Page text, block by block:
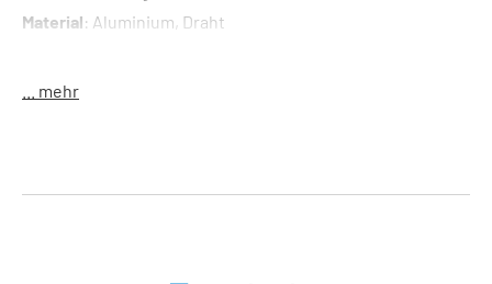
Material: Aluminium, Draht
... mehr